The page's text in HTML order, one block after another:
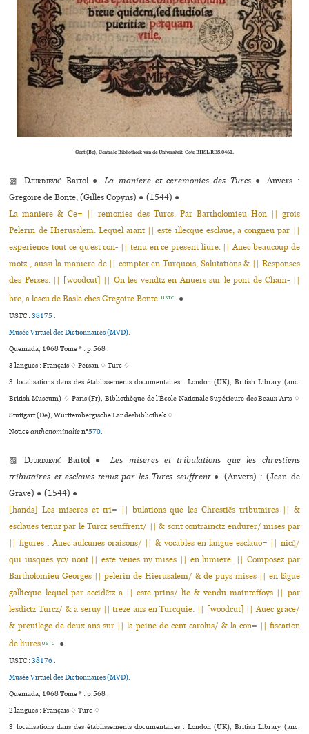
Gent (Be), Centrale Bibliotheek van de Universiteit. Cote BHSL.RES.0461.
▨Djurdjević Bartol ● La maniere et ceremonies des Turcs ● Anvers :
Gregoire de Bonte, (Gilles Copyns) ● (1544) ●
La maniere & Ce= || remonies des Turcs. Par Bartholomieu Hon || grois
Pelerin de Hierusalem. Lequel aiant || este illecque esclaue, a congneu par ||
experience tout ce qu’est con- || tenu en ce present liure. || Auec beaucoup de
motz , aussi la maniere de || compter en Turquois, Salutations & || Responses
des Perses. || [woodcut] || On les vendtz en Anuers sur le pont de Cham- ||
bre, a lescu de Basle ches Gregoire Bonte. USTC ●
USTC :38175.
Musée Virtuel des Dictionnaires (MVD).
Quemada, 1968 Tome * : p.568 .
3 langues :Français ♢Persan ♢Turc ♢
3 localisations dans des établissements documentaires : London (UK), British Library (anc.
British Museum) ♢ Paris (Fr), Bibliothèque de l’École Nationale Supérieure des Beaux Arts ♢
Stuttgart (De), Württembergische Landesbibliothek ♢
Noticeanthonominalien°570.
▨Djurdjević Bartol ●
Les miseres et tribulations que les chrestiens
tributaires et esclaves tenuz par les Turcs seuffrent ● (Anvers) : (Jean de
Grave) ● (1544) ●
[hands] Les miseres et tri= || bulations que les Chrestiẽs tributaires || &
esclaues tenuz par le Turcz seuffrent/ || & sont contrainctz endurer/ mises par
|| figures : Auec aulcunes oraisons/ || & vocables en langue esclauo= || nicq̃/
qui iusques ycy nont || este veues ny mises || en lumiere. || Composez par
Bartholomieu Georges || pelerin de Hierusalem/ & de puys mises || en lãgue
gallicque lequel par accidẽtz a || este prins/ lie & vendu mainteffoys || par
lesdictz Turcz/ & a seruy || treze ans en Turcquie. || [woodcut] || Auec grace/
& preuilege de deux ans sur || la peine de cent carolus/ & la con= || fiscation
de liures USTC ●
USTC :38176.
Musée Virtuel des Dictionnaires (MVD).
Quemada, 1968 Tome * : p.568 .
2 langues :Français ♢Turc ♢
3 localisations dans des établissements documentaires : London (UK), British Library (anc.